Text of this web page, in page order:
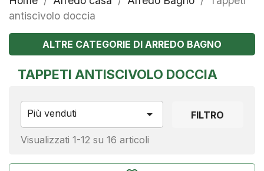
antiscivolo doccia
ALTRE CATEGORIE DI ARREDO BAGNO
TAPPETI ANTISCIVOLO DOCCIA
Più venduti  FILTRO
Visualizzati 1-12 su 16 articoli